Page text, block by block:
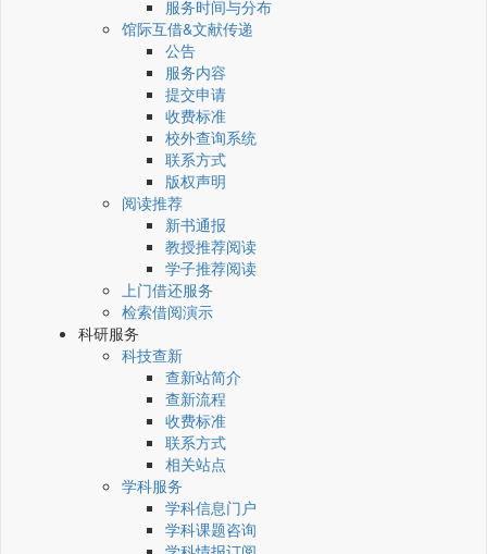
服务时间与分布
馆际互借&文献传递
公告
服务内容
提交申请
收费标准
校外查询系统
联系方式
版权声明
阅读推荐
新书通报
教授推荐阅读
学子推荐阅读
上门借还服务
检索借阅演示
科研服务
科技查新
查新站简介
查新流程
收费标准
联系方式
相关站点
学科服务
学科信息门户
学科课题咨询